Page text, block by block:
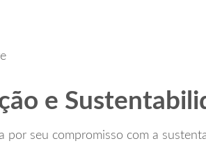
e
por seu compromisso com a